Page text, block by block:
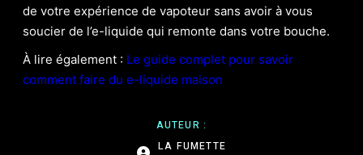
AUTEUR :
LA FUMETTE
de votre expérience de vapoteur sans avoir à vous
soucier de l’e-liquide qui remonte dans votre bouche.
À lire également : Le guide complet pour savoir
comment faire du e-liquide maison